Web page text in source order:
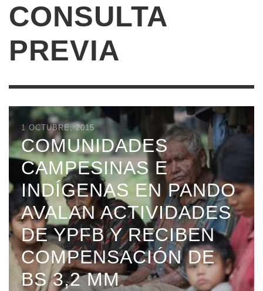
CONSULTA
PREVIA
20 OCTUBRE, 2015
TACANAS DICEN YPFB
‘MATARÁ’ 17 MIL
ÁRBOLES DE
CASTAÑA
LEER MÁS
1 OCTUBRE, 2015
COMUNIDADES
CAMPESINAS E
INDÍGENAS EN PANDO
AVALAN ACTIVIDADES
DE YPFB Y RECIBEN
COMPENSACIÓN DE
BS 3,2 MM